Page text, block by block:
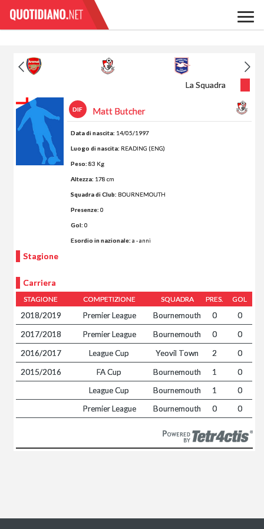
La Squadra
DIF Matt Butcher
Data di nascita: 14/05/1997
Luogo di nascita: READING (ENG)
Peso: 83 Kg
Altezza: 178 cm
Squadra di Club: BOURNEMOUTH
Presenze: 0
Gol: 0
Esordio in nazionale: a - anni
Stagione
Carriera
STAGIONE COMPETIZIONE SQUADRA PRES. GOL
2018/2019 Premier League Bournemouth 0
0
2017/2018
Premier League Bournemouth 0
0
2016/2017
League Cup Yeovil Town 2
0
2015/2016
FA Cup Bournemouth 1
0
League Cup
Bournemouth 1
0
Premier League
Bournemouth 0 0